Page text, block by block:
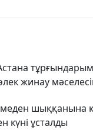
жинау
шыққанына
күні ұсталды